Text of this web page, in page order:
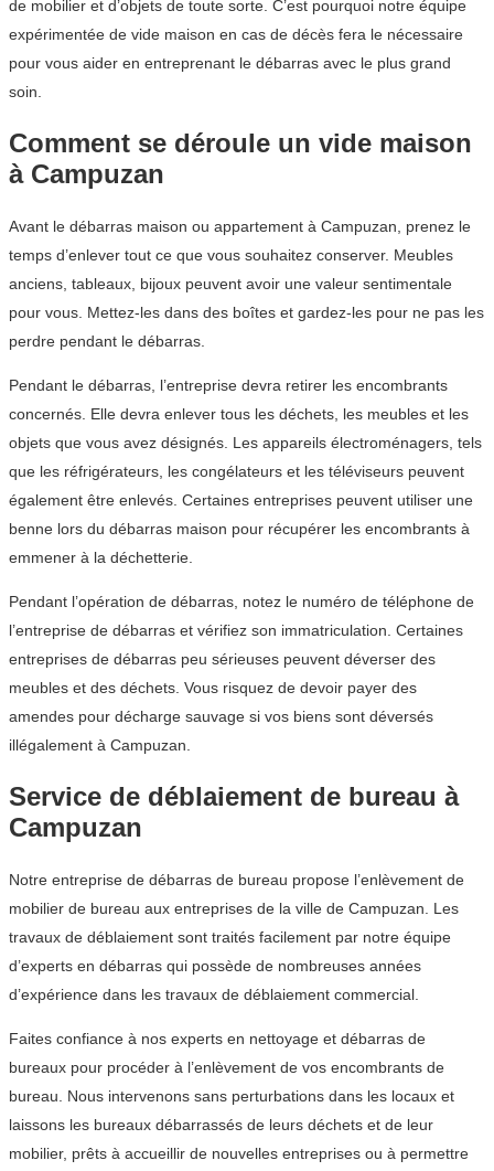
de mobilier et d’objets de toute sorte. C’est pourquoi notre équipe
expérimentée de vide maison en cas de décès fera le nécessaire
pour vous aider en entreprenant le débarras avec le plus grand
soin.
Comment se déroule un vide maison
à Campuzan
Avant le débarras maison ou appartement à Campuzan, prenez le
temps d’enlever tout ce que vous souhaitez conserver. Meubles
anciens, tableaux, bijoux peuvent avoir une valeur sentimentale
pour vous. Mettez-les dans des boîtes et gardez-les pour ne pas les
perdre pendant le débarras.
Pendant le débarras, l’entreprise devra retirer les encombrants
concernés. Elle devra enlever tous les déchets, les meubles et les
objets que vous avez désignés. Les appareils électroménagers, tels
que les réfrigérateurs, les congélateurs et les téléviseurs peuvent
également être enlevés. Certaines entreprises peuvent utiliser une
benne lors du débarras maison pour récupérer les encombrants à
emmener à la déchetterie.
Pendant l’opération de débarras, notez le numéro de téléphone de
l’entreprise de débarras et vérifiez son immatriculation. Certaines
entreprises de débarras peu sérieuses peuvent déverser des
meubles et des déchets. Vous risquez de devoir payer des
amendes pour décharge sauvage si vos biens sont déversés
illégalement à Campuzan.
Service de déblaiement de bureau à
Campuzan
Notre entreprise de débarras de bureau propose l’enlèvement de
mobilier de bureau aux entreprises de la ville de Campuzan. Les
travaux de déblaiement sont traités facilement par notre équipe
d’experts en débarras qui possède de nombreuses années
d’expérience dans les travaux de déblaiement commercial.
Faites confiance à nos experts en nettoyage et débarras de
bureaux pour procéder à l’enlèvement de vos encombrants de
bureau. Nous intervenons sans perturbations dans les locaux et
laissons les bureaux débarrassés de leurs déchets et de leur
mobilier, prêts à accueillir de nouvelles entreprises ou à permettre